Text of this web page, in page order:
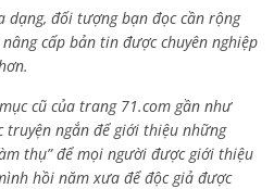
dạng, đối tượng bạn đọc cần rộng
cấp bản tin được chuyên nghiệp
cũ của trang 71.com gần như
truyện ngắn để giới thiệu những
thụ” để mọi người được giới thiệu
hồi năm xưa để độc giả được